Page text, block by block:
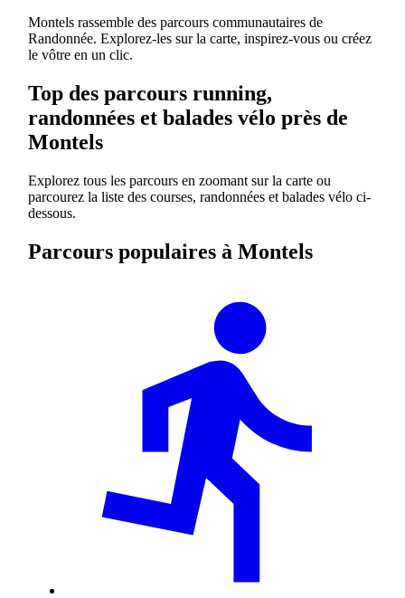
Montels rassemble des parcours communautaires de
Randonnée. Explorez-les sur la carte, inspirez-vous ou créez
le vôtre en un clic.
Top des parcours running,
randonnées et balades vélo près de
Montels
Explorez tous les parcours en zoomant sur la carte ou
parcourez la liste des courses, randonnées et balades vélo ci-
dessous.
Parcours populaires à Montels